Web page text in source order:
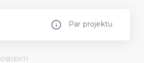
Par projektu
OBJEKTI